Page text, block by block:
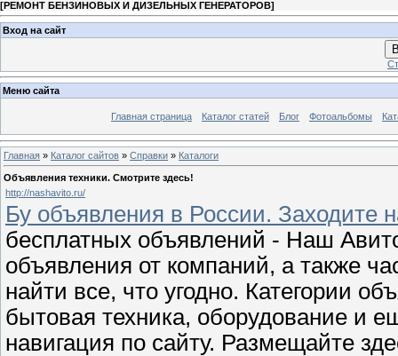
[РЕМОНТ БЕНЗИНОВЫХ И ДИЗЕЛЬНЫХ ГЕНЕРАТОРОВ]
Вход на сайт
Меню сайта
Главная страница Каталог статей Блог Фотоальбомы
Главная » Каталог сайтов » Справки » Каталоги
Объявления техники. Смотрите здесь!
http://nashavito.ru/
Бу объявления в России. Заходите
бесплатных объявлений - Наш
объявления от компаний, а также
найти все, что угодно. Категории
бытовая техника, оборудование и
навигация по сайту. Размещайте